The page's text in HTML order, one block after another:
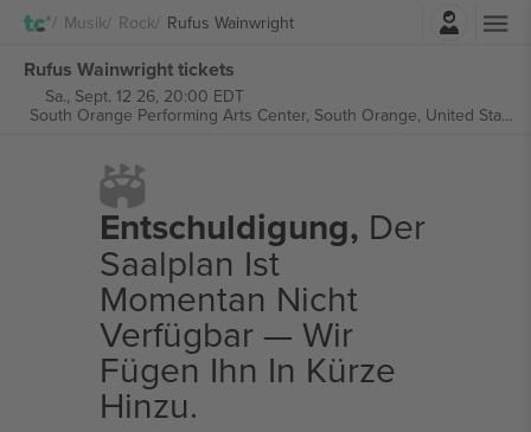
Musik Rock Rufus WainwrightEinloggen
Rufus Wainwright tickets
Sa., Sept. 12 26, 20:00 EDT
South Orange Performing Arts Center, South Orange, United States
Entschuldigung, Der
Saalplan Ist
Momentan Nicht
Verfügbar — Wir
Fügen Ihn In Kürze
Hinzu.